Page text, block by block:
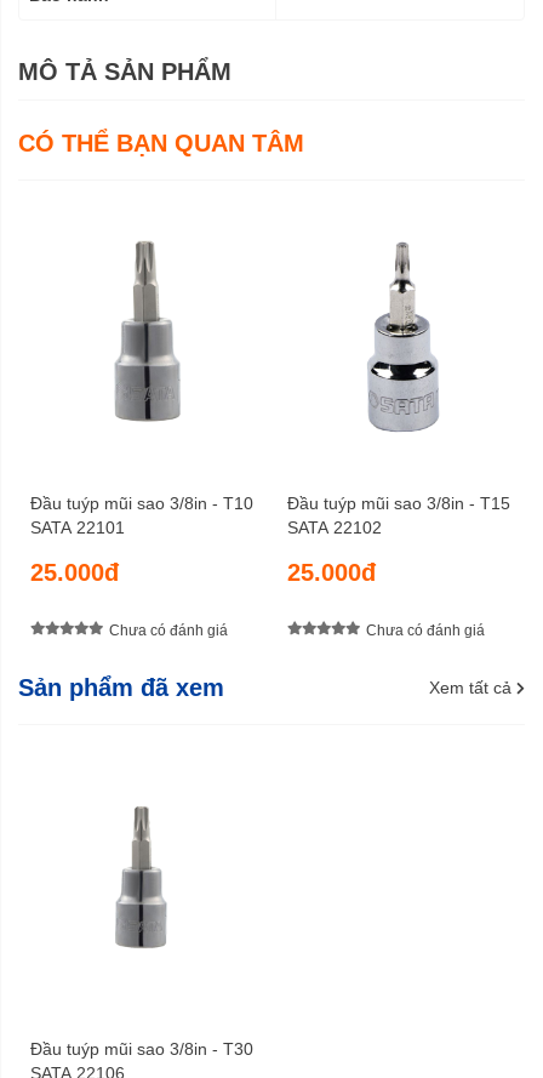
MÔ TẢ SẢN PHẨM
CÓ THỂ BẠN QUAN TÂM
Đầu tuýp mũi sao 3/8in - T10
SATA 22101
25.000đ
Chưa có đánh giá
Đầu tuýp mũi sao 3/8in - T15
SATA 22102
25.000đ
Chưa có đánh giá
Sản phẩm đã xem Xem tất cả
Đầu tuýp mũi sao 3/8in - T30
SATA 22106